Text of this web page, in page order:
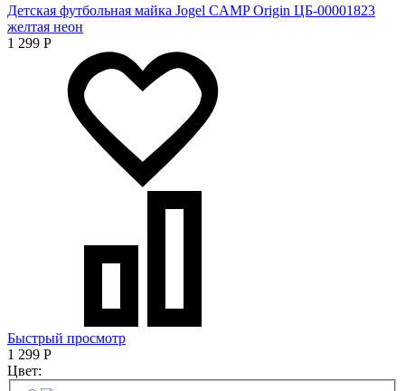
Детская футбольная майка Jogel CAMP Origin ЦБ-00001823
желтая неон
1 299 Р
Быстрый просмотр
1 299 Р
Цвет: